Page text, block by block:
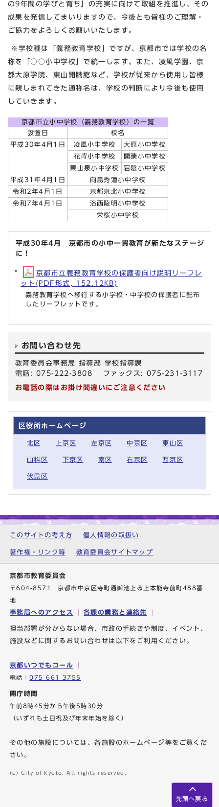
の9年間の学びと育ち」の充実に向けて取組を推進し、その
成果を発信してまいりますので、今後とも皆様のご理解・
ご協力をよろしくお願いいたします。
※学校種は「義務教育学校」ですが、京都市では学校の名
称を「○○小中学校」で統一します。また、凌風学園、京
都大原学院、東山開睛館など、学校が従来から使用し皆様
に親しまれてきた通称名は、学校の判断により今後も使用
していきます。
京都市立小中学校（義務教育学校）の一覧
設置日
校名
平成30年4月1日
凌風小中学校
大原小中学校
花背小中学校
開睛小中学校
東山泉小中学校
宕陰小中学校
平成31年4月1日
向島秀蓮小中学校
令和2年4月1日
京都京北小中学校
令和7年4月1日
洛西陵明小中学校
栄桜小中学校
平成30年4月 京都市の小中一貫教育が新たなステージ
に！
京都市立義務教育学校の保護者向け説明リーフレ
ット(PDF形式, 152.12KB)
義務教育学校へ移行する小学校・中学校の保護者に配布
したリーフレットです。
お問い合わせ先
教育委員会事務局 指導部 学校指導課
電話: 075-222-3808 ファックス: 075-231-3117
お電話の際はお掛け間違いにご注意ください
区役所ホームページ
北区 上京区 左京区 中京区 東山区
山科区 下京区 南区 右京区 西京区
伏見区
先頭へ戻る
このサイトの考え方 個人情報の取扱い
著作権・リンク等 教育委員会サイトマップ
京都市教育委員会
〒604-8571 京都市中京区寺町通御池上る上本能寺前町488番
地
事務局へのアクセス 各課の業務と連絡先
担当部署が分からない場合、市政の手続きや制度、イベント、
施設などに関するお問い合わせは以下をご利用ください。
京都いつでもコール
電話：075-661-3755
開庁時間
午前8時45分から午後5時30分
（いずれも土日祝及び年末年始を除く）
その他の施設については、各施設のホームページ等をご覧くだ
さい。
(c) City of Kyoto. All rights reserved.